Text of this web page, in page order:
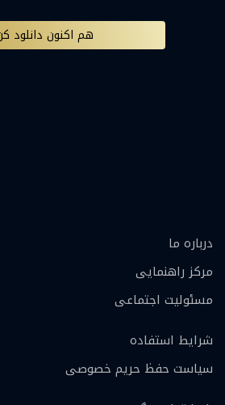
هم اکنون دانلود
درباره ما
مرکز راهنمایی
مسئولیت اجتماعی
شرایط استفاده
سیاست حفظ حریم خصوصی